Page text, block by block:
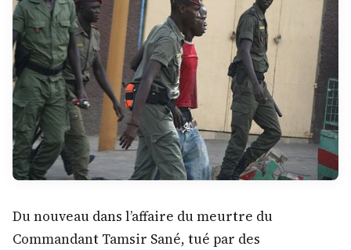
Du nouveau dans l’affaire du meurtre du
Commandant Tamsir Sané, tué par des